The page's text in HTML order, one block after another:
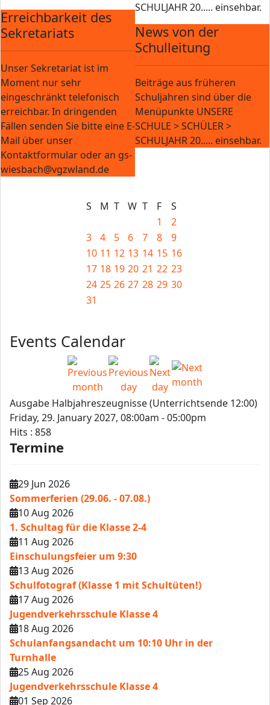
Erreichbarkeit des
Sekretariats
Unser Sekretariat ist im
Moment nur sehr
eingeschränkt telefonisch
erreichbar. In dringenden
Fällen senden Sie bitte eine E-
Mail über unser
Kontaktformular oder an gs-
wiesbach@vgzwland.de
SCHULJAHR 20..... einsehbar.
News von der
Schulleitung
Beiträge aus früheren
Schuljahren sind über die
Menüpunkte UNSERE
SCHULE > SCHÜLER >
SCHULJAHR 20..... einsehbar.
S M T W T F
S
1
2
3
4 5 6 7 8
9
10 11 12 13 14 15 16
17 18 19 20 21 22 23
24 25 26 27 28 29 30
31
Events Calendar
Ausgabe Halbjahreszeugnisse (Unterrichtsende 12:00)
Friday, 29. January 2027, 08:00am - 05:00pm
Hits : 858
Termine
29 Jun 2026
Sommerferien (29.06. - 07.08.)
10 Aug 2026
1. Schultag für die Klasse 2-4
11 Aug 2026
Einschulungsfeier um 9:30
13 Aug 2026
Schulfotograf (Klasse 1 mit Schultüten!)
17 Aug 2026
Jugendverkehrsschule Klasse 4
18 Aug 2026
Schulanfangsandacht um 10:10 Uhr in der
Turnhalle
25 Aug 2026
Jugendverkehrsschule Klasse 4
01 Sep 2026